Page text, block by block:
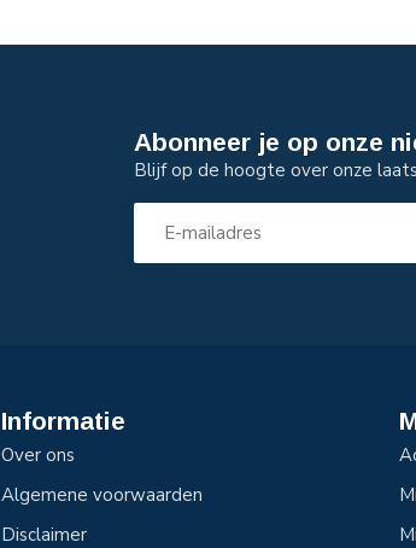
Abonneer je op onze
Blijf op de hoogte over onze
Informatie
Over ons
Algemene voorwaarden
Disclaimer